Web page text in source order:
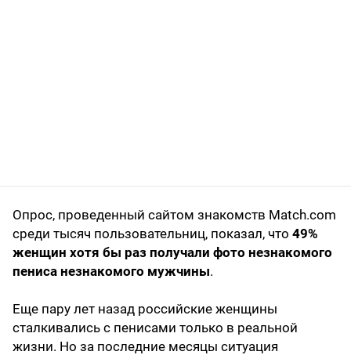
Опрос, проведенный сайтом знакомств Match.com
среди тысяч пользовательниц, показал, что 49%
женщин хотя бы раз получали фото незнакомого
пениса незнакомого мужчины.
Еще пару лет назад российские женщины
сталкивались с пенисами только в реальной
жизни. Но за последние месяцы ситуация